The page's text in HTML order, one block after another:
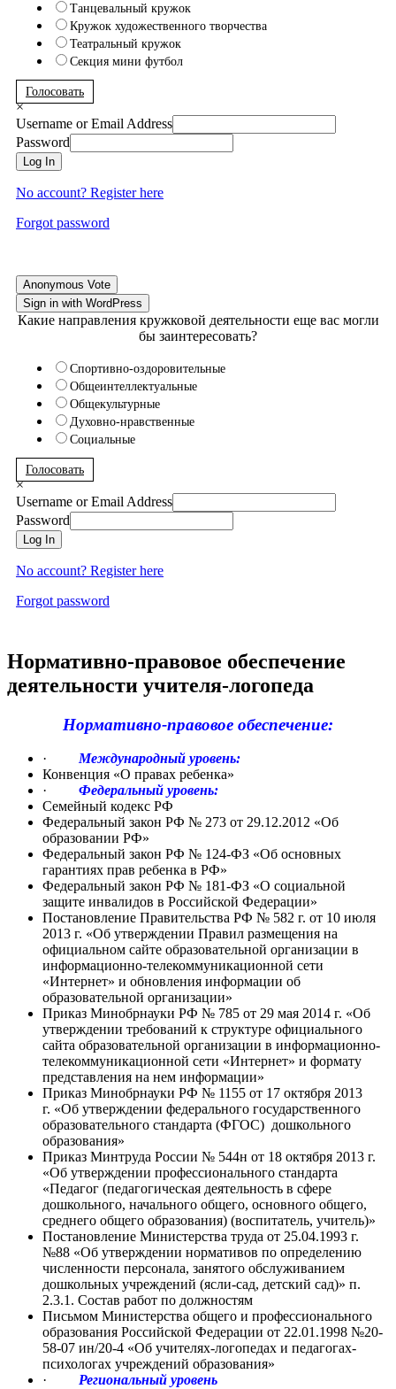
Танцевальный кружок
Кружок художественного творчества
Театральный кружок
Секция мини футбол
Голосовать
×
Username or Email Address
Password
Log In
No account? Register here
Forgot password
Anonymous Vote
Sign in with WordPress
Какие направления кружковой деятельности еще вас могли
бы заинтересовать?
Спортивно-оздоровительные
Общеинтеллектуальные
Общекультурные
Духовно-нравственные
Социальные
Голосовать
×
Username or Email Address
Password
Log In
No account? Register here
Forgot password
Нормативно-правовое обеспечение
деятельности учителя-логопеда
Нормативно-правовое обеспечение:
·
Международный уровень:
Конвенция «О правах ребенка»
· Федеральный уровень:
Семейный кодекс РФ
Федеральный закон РФ № 273 от 29.12.2012 «Об
образовании РФ»
Федеральный закон РФ № 124-ФЗ «Об основных
гарантиях прав ребенка в РФ»
Федеральный закон РФ № 181-ФЗ «О социальной
защите инвалидов в Российской Федерации»
Постановление Правительства РФ № 582 г. от 10 июля
2013 г. «Об утверждении Правил размещения на
официальном сайте образовательной организации в
информационно-телекоммуникационной сети
«Интернет» и обновления информации об
образовательной организации»
Приказ Минобрнауки РФ № 785 от 29 мая 2014 г. «Об
утверждении требований к структуре официального
сайта образовательной организации в информационно-
телекоммуникационной сети «Интернет» и формату
представления на нем информации»
Приказ Минобрнауки РФ № 1155 от 17 октября 2013
г. «Об утверждении федерального государственного
образовательного стандарта (ФГОС) дошкольного
образования»
Приказ Минтруда России № 544н от 18 октября 2013 г.
«Об утверждении профессионального стандарта
«Педагог (педагогическая деятельность в сфере
дошкольного, начального общего, основного общего,
среднего общего образования) (воспитатель, учитель)»
Постановление Министерства труда от 25.04.1993 г.
№88 «Об утверждении нормативов по определению
численности персонала, занятого обслуживанием
дошкольных учреждений (ясли-сад, детский сад)» п.
2.3.1. Состав работ по должностям
Письмом Министерства общего и профессионального
образования Российской Федерации от 22.01.1998 №20-
58-07 ин/20-4 «Об учителях-логопедах и педагогах-
психологах учреждений образования»
·
Региональный уровень